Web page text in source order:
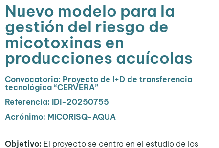
Nuevo modelo para la
gestión del riesgo de
micotoxinas en
producciones acuícolas
Convocatoria: Proyecto de I+D de transferencia
tecnológica “CERVERA”
Referencia: IDI-20250755
Acrónimo: MICORISQ-AQUA
Objetivo: El proyecto se centra en el estudio de los